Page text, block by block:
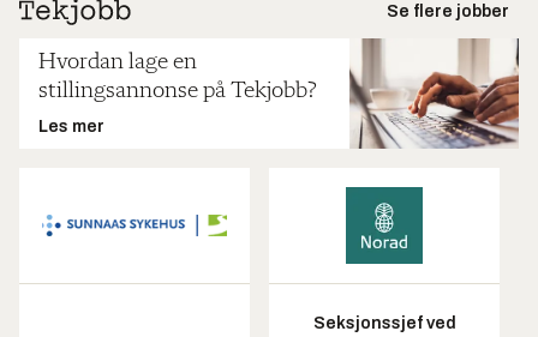
Se flere jobber
Hvordan lage en
stillingsannonse på Tekjobb?
Les mer
Seksjonssjef ved